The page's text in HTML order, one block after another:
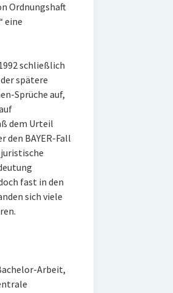
Ordnungshaft
eine
schließlich
spätere
Sprüche auf,
dem Urteil
den BAYER-Fall
fast in den
sich viele
Arbeit,